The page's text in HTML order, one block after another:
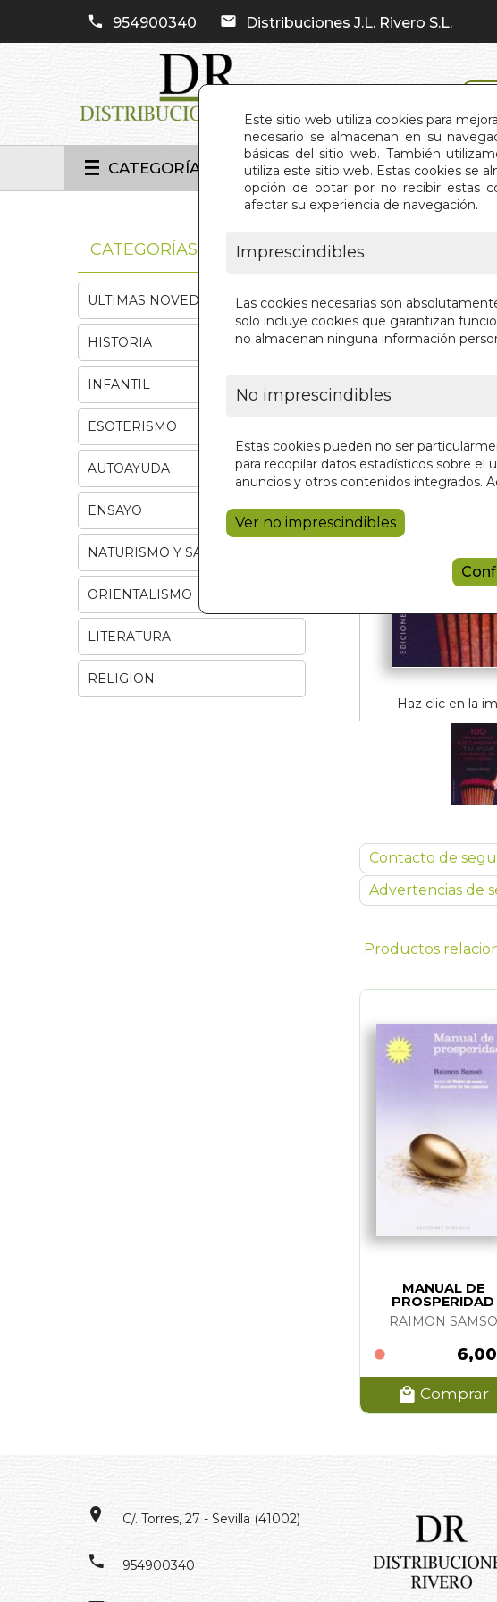
Este sitio web utiliza cookies para
necesario se almacenan en su
básicas del sitio web. También
utiliza este sitio web. Estas cookies se
opción de optar por no recibir estas
afectar su experiencia de navegación.
Imprescindibles
Las cookies necesarias son
solo incluye cookies que garantizan
no almacenan ninguna información
No imprescindibles
Estas cookies pueden no ser
para recopilar datos estadísticos sobre el
anuncios y otros contenidos integrados.
Ver no imprescindibles
954900340 Distribuciones J.L. Rivero S.L.
CATEGORÍAS INICIO
Haz clic en la
Contacto de
Advertencias de
Productos
MANUAL DE
PROSPERIDAD
RAIMON SAMSO
Comprar
CATEGORÍAS
ULTIMAS NOVEDADES
HISTORIA
INFANTIL
ESOTERISMO
AUTOAYUDA
ENSAYO
NATURISMO Y SALUD
ORIENTALISMO
LITERATURA
RELIGION
C/. Torres, 27 - Sevilla (41002)
954900340